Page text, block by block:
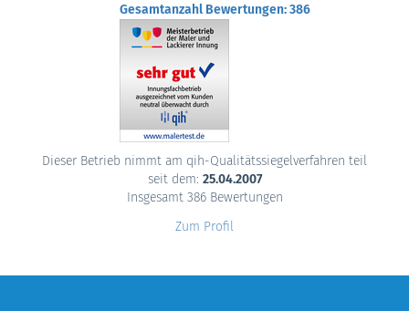
Gesamtanzahl Bewertungen: 386
Dieser Betrieb nimmt am qih-Qualitätssiegelverfahren teil
seit dem: 25.04.2007
Insgesamt 386 Bewertungen
Zum Profil